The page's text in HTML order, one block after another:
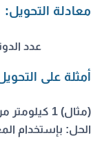
معادلة التحويل:
عدد
أمثلة على
(مثال) 1 كيلومتر مربع كم يساوي بوحدة الدونم ؟
الحل: